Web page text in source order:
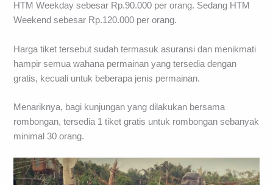
HTM Weekday sebesar Rp.90.000 per orang. Sedang HTM
Weekend sebesar Rp.120.000 per orang.
Harga tiket tersebut sudah termasuk asuransi dan menikmati
hampir semua wahana permainan yang tersedia dengan
gratis, kecuali untuk beberapa jenis permainan.
Menariknya, bagi kunjungan yang dilakukan bersama
rombongan, tersedia 1 tiket gratis untuk rombongan sebanyak
minimal 30 orang.